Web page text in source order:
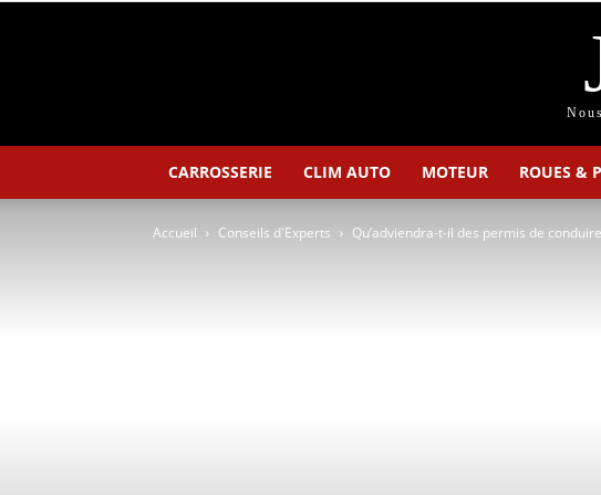
CARROSSERIE CLIM AUTO MOTEUR ROUES &
Accueil Conseils d'Experts Qu’adviendra-t-il des permis de